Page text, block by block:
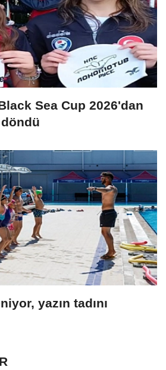
Sea Cup 2026'dan
yazın tadını